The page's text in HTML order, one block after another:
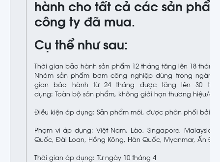
hành cho tất cả các sản
công ty đã mua.
Cụ thể như sau:
Thời gian bảo hành sản phẩm 12 tháng tăng lên 18 tháng.
Nhóm sản phẩm bơm công nghiệp dùng trong ngành
gian bảo hành từ 24 tháng được tăng lên 30
dụng: Toàn bộ sản phẩm, không giới hạn thương hiệu/
Điều kiện áp dụng: Sản phẩm mới, được phân phối bởi
Phạm vi áp dụng: Việt Nam, Lào, Singapore, Malaysia,
Quốc, Đài Loan, Hồng Kông, Hàn Quốc, Myanmar, Ấn Độ
Thời gian áp dụng: Từ ngày 10 tháng 4